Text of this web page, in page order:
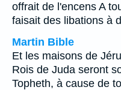
offrait de l'encens A
faisait des libations à
Martin Bible
Et les maisons de
Rois de Juda seront
Topheth, à cause de